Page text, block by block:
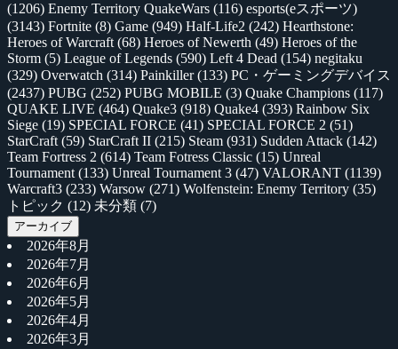
(1206) Enemy Territory QuakeWars (116) esports(eスポーツ)
(3143) Fortnite (8) Game (949) Half-Life2 (242) Hearthstone:
Heroes of Warcraft (68) Heroes of Newerth (49) Heroes of the
Storm (5) League of Legends (590) Left 4 Dead (154) negitaku
(329) Overwatch (314) Painkiller(133) PC・ゲーミングデバイス
(2437) PUBG (252) PUBG MOBILE (3) Quake Champions (117)
QUAKE LIVE (464) Quake3 (918) Quake4 (393) Rainbow Six
Siege (19) SPECIAL FORCE (41) SPECIAL FORCE 2 (51)
StarCraft (59) StarCraft II (215) Steam (931) Sudden Attack (142)
Team Fortress 2 (614) Team Fotress Classic (15) Unreal
Tournament (133) Unreal Tournament 3 (47) VALORANT (1139)
Warcraft3 (233) Warsow (271) Wolfenstein: Enemy Territory (35)
トピック (12) 未分類 (7)
アーカイブ
2026年8月
2026年7月
2026年6月
2026年5月
2026年4月
2026年3月